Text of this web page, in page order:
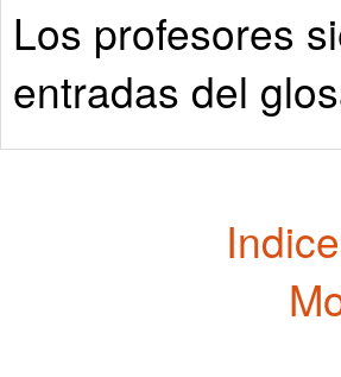
Los profesores
entradas del